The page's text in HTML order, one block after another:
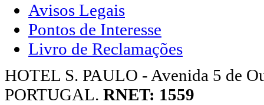
Avisos Legais
Pontos de Interesse
Livro de Reclamações
HOTEL S. PAULO - Avenida 5 de
PORTUGAL. RNET: 1559